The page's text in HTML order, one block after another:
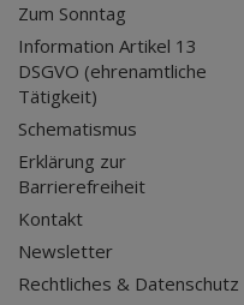
Zum Sonntag
Information Artikel 13
DSGVO (ehrenamtliche
Tätigkeit)
Schematismus
Erklärung zur
Barrierefreiheit
Kontakt
Newsletter
Rechtliches & Datenschutz